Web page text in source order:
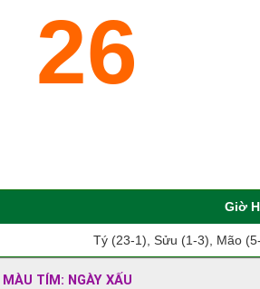
26
Giờ
Tý (23-1), Sửu (1-3), Mão
MÀU TÍM: NGÀY XẤU